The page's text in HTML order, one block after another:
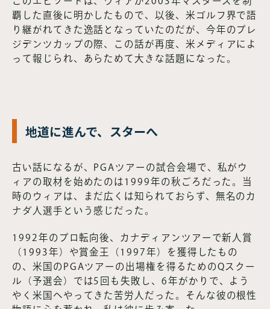
覇した直後に明かしたもので、以後、米ゴルフ界で語
り継がれてきた逸話となっていたのだが、今年のプレ
ジデンツカップの際、この話が再度、米メディアによ
って報じられ、あらためて大きな話題になった。
地道に進んで、スターへ
古い話になるが、PGAツアーの試合会場で、私がウ
ィアの取材を始めたのは1999年の秋ごろだった。当
時のウィアは、まだ広くは知られておらず、無名のカ
ナダ人選手という感じだった。
1992年のプロ転向後、カナディアンツアーで新人賞
（1993年）や賞金王（1997年）を獲得したもの
の、米国のPGAツアーの出場権を得るためのQスクー
ル（予選会）では5回も失敗し、6年がかりで、よう
やく米国へやってきた苦労人だった。そんな彼の根性